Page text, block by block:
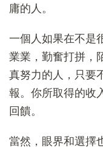
庸的人。
一個人如果在不是
業業，勤奮打拼，
真努力的人，只要
報。你所取得的收
回饋。
當然，眼界和選擇